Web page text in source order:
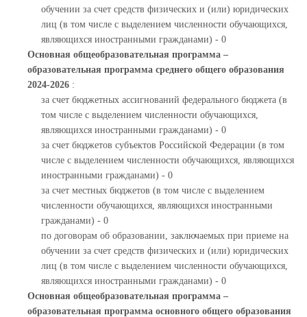
обучении за счет средств физических и (или) юридических
лиц (в том числе с выделением численности обучающихся,
являющихся иностранными гражданами) - 0
Основная общеобразовательная программа –
образовательная программа среднего общего образования
2024-2026 :
за счет бюджетных ассигнований федерального бюджета (в
том числе с выделением численности обучающихся,
являющихся иностранными гражданами) - 0
за счет бюджетов субъектов Российской Федерации (в том
числе с выделением численности обучающихся, являющихся
иностранными гражданами) - 0
за счет местных бюджетов (в том числе с выделением
численности обучающихся, являющихся иностранными
гражданами) - 0
по договорам об образовании, заключаемых при приеме на
обучении за счет средств физических и (или) юридических
лиц (в том числе с выделением численности обучающихся,
являющихся иностранными гражданами) - 0
Основная общеобразовательная программа –
образовательная программа основного общего образования